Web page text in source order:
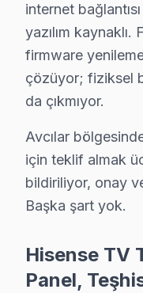
Avcılar
Panel alt kablo
Hisense
bu yüzden,
Arka aydınlatma
Açıkçası,
Avcılar Hisense
Avcılar
Bir not: HDMI,
Avcılar
internet
yazılım kaynaklı.
firmware
çözüyor; fiziksel
da çıkmıyor.
Avcılar
için teklif almak
bildiriliyor, onay
Başka şart yok.
Hisense TV
Panel,